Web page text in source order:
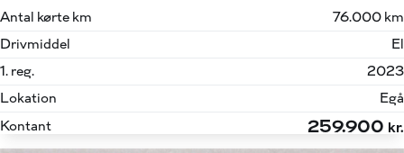
Antal kørte km
76.000 km
Drivmiddel
El
1. reg.
2023
Lokation
Egå
Kontant
259.900 kr.